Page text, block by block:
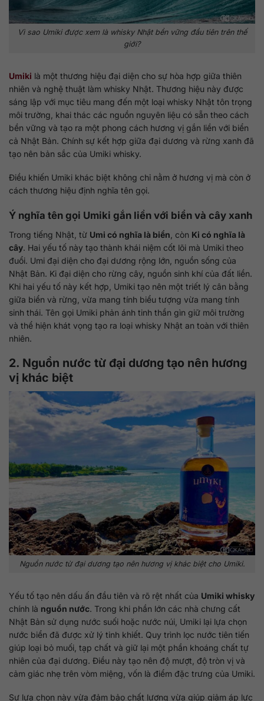
Vì sao Umiki được xem là whisky Nhật bền vững đầu tiên trên thế
giới?
Umiki là một thương hiệu đại diện cho sự hòa hợp giữa thiên
nhiên và nghệ thuật làm whisky Nhật. Thương hiệu này được
sáng lập với mục tiêu mang đến một loại whisky Nhật tôn trọng
môi trường, khai thác các nguồn nguyên liệu có sẵn theo cách
bền vững và tạo ra một phong cách hương vị gắn liền với biển
cả Nhật Bản. Chính sự kết hợp giữa đại dương và rừng xanh đã
tạo nên bản sắc của Umiki whisky.
Điều khiến Umiki khác biệt không chỉ nằm ở hương vị mà còn ở
cách thương hiệu định nghĩa tên gọi.
Ý nghĩa tên gọi Umiki gắn liền với biển và cây xanh
Trong tiếng Nhật, từ Umi có nghĩa là biển , còn Ki có nghĩa là
cây. Hai yếu tố này tạo thành khái niệm cốt lõi mà Umiki theo
đuổi. Umi đại diện cho đại dương rộng lớn, nguồn sống của
Nhật Bản. Ki đại diện cho rừng cây, nguồn sinh khí của đất liền.
Khi hai yếu tố này kết hợp, Umiki tạo nên một triết lý cân bằng
giữa biển và rừng, vừa mang tính biểu tượng vừa mang tính
sinh thái. Tên gọi Umiki phản ánh tinh thần gìn giữ môi trường
và thể hiện khát vọng tạo ra loại whisky Nhật an toàn với thiên
nhiên.
2. Nguồn nước từ đại dương tạo nên hương
vị khác biệt
Nguồn nước từ đại dương tạo nên hương vị khác biệt cho Umiki.
Yếu tố tạo nên dấu ấn đầu tiên và rõ rệt nhất của Umiki whisky
chính là nguồn nước. Trong khi phần lớn các nhà chưng cất
Nhật Bản sử dụng nước suối hoặc nước núi, Umiki lại lựa chọn
nước biển đã được xử lý tinh khiết. Quy trình lọc nước tiên tiến
giúp loại bỏ muối, tạp chất và giữ lại một phần khoáng chất tự
nhiên của đại dương. Điều này tạo nên độ mượt, độ tròn vị và
cảm giác nhẹ trên vòm miệng, vốn là điểm đặc trưng của Umiki.
Sự lựa chọn này vừa đảm bảo chất lượng vừa giúp giảm áp lực